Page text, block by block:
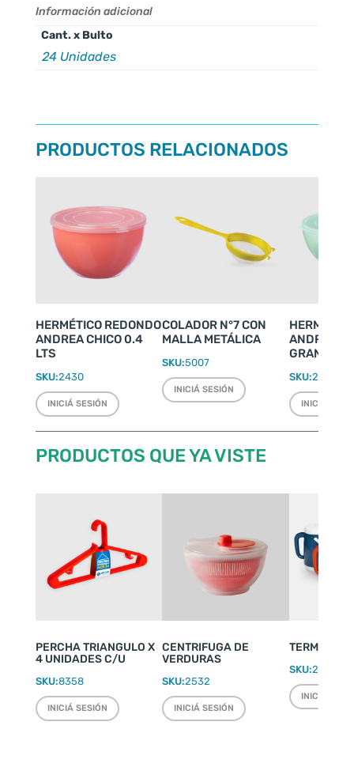
Información adicional
Cant. x Bulto
24 Unidades
PRODUCTOS RELACIONADOS
HERMÉTICO REDONDO
ANDREA CHICO 0.4
LTS
SKU:2430
INICIÁ SESIÓN
COLADOR N°7 CON
MALLA METÁLICA
SKU:5007
INICIÁ SESIÓN
ANDREA
GRANDE
SKU:2433
INICIÁ
PRODUCTOS QUE YA VISTE
PERCHA TRIANGULO X
4 UNIDADES C/U
SKU:8358
INICIÁ SESIÓN
CENTRIFUGA DE
VERDURAS
SKU:2532
INICIÁ SESIÓN
TERMO
SKU:2220
INICIÁ